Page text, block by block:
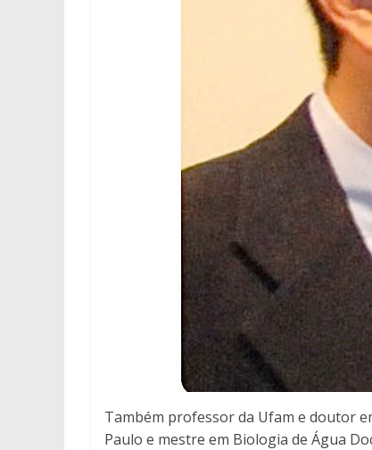
Também professor da Ufam e doutor
Paulo e mestre em Biologia de Água